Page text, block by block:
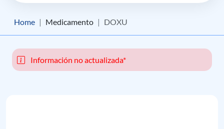
Home Medicamento DOXU
Información no actualizada*